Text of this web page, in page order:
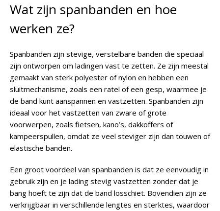
Wat zijn spanbanden en hoe
werken ze?
Spanbanden zijn stevige, verstelbare banden die speciaal
zijn ontworpen om ladingen vast te zetten. Ze zijn meestal
gemaakt van sterk polyester of nylon en hebben een
sluitmechanisme, zoals een ratel of een gesp, waarmee je
de band kunt aanspannen en vastzetten. Spanbanden zijn
ideaal voor het vastzetten van zware of grote
voorwerpen, zoals fietsen, kano’s, dakkoffers of
kampeerspullen, omdat ze veel steviger zijn dan touwen of
elastische banden.
Een groot voordeel van spanbanden is dat ze eenvoudig in
gebruik zijn en je lading stevig vastzetten zonder dat je
bang hoeft te zijn dat de band losschiet. Bovendien zijn ze
verkrijgbaar in verschillende lengtes en sterktes, waardoor